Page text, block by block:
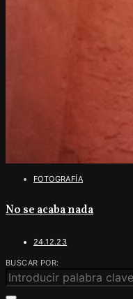
FOTOGRAFÍA
No se acaba nada
24.12.23
BUSCAR POR: